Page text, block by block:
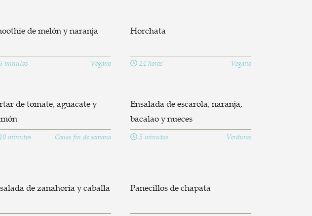
de melón y naranja
minutos Vegano
Horchata
24 horas Vegano
de tomate, aguacate y
minutos Cenas fin de semana
Ensalada de escarola, naranja,
bacalao y nueces
5 minutos Verduras
de zanahoria y caballa Panecillos de chapata